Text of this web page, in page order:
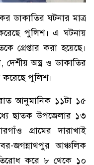
ডাকাতির ঘটনার মাত্র
পুলিশ। এ ঘটনায়
গ্রেপ্তার করা হয়েছে।
অস্ত্র ও ডাকাতির
করেছে পুলিশ।
আনুমানিক ১১টা ১৫
ছাতক উপজেলার ১৩
গ্রামের দারাখাই
জগন্নাথপুর আঞ্চলিক
করে ৮ থেকে ১০